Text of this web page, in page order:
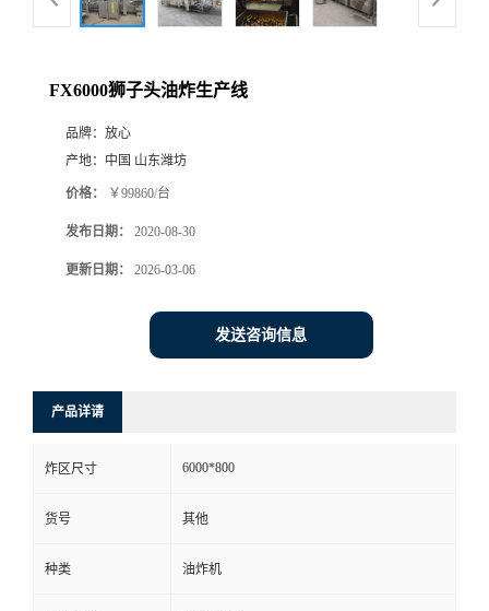
FX6000狮子头油炸生产线
品牌： 放心
产地： 中国 山东潍坊
价格： ￥99860/台
发布日期： 2020-08-30
更新日期： 2026-03-06
发送咨询信息
产品详请
炸区尺寸 6000*800
货号 其他
种类 油炸机